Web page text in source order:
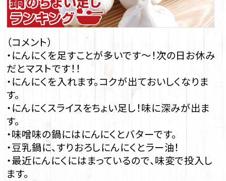
（コメント）
・にんにくを足すことが多いです～！次の日お休み
だとマストです！！
・にんにくを入れます。コクが出ておいしくなりま
す。
・にんにくスライスをちょい足し！味に深みが出ま
す。
・味噌味の鍋にはにんにくとバターです。
・豆乳鍋に、すりおろしにんにくとラー油！
・最近にんにくにはまっているので、味変で投入し
ます。